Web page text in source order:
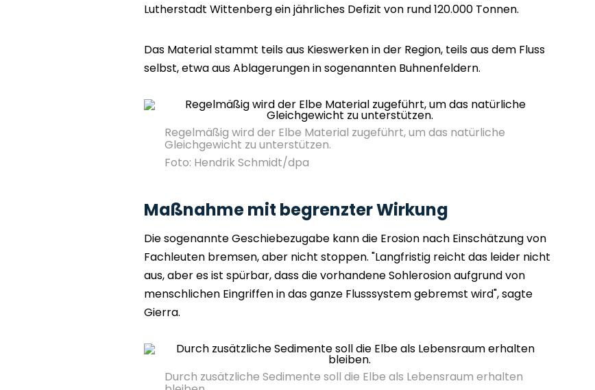
Lutherstadt Wittenberg ein jährliches Defizit von rund 120.000 Tonnen.
Das Material stammt teils aus Kieswerken in der Region, teils aus dem Fluss
selbst, etwa aus Ablagerungen in sogenannten Buhnenfeldern.
Regelmäßig wird der Elbe Material zugeführt, um das natürliche
Gleichgewicht zu unterstützen.
Foto: Hendrik Schmidt/dpa
Maßnahme mit begrenzter Wirkung
Die sogenannte Geschiebezugabe kann die Erosion nach Einschätzung von
Fachleuten bremsen, aber nicht stoppen. "Langfristig reicht das leider nicht
aus, aber es ist spürbar, dass die vorhandene Sohlerosion aufgrund von
menschlichen Eingriffen in das ganze Flusssystem gebremst wird", sagte
Gierra.
Durch zusätzliche Sedimente soll die Elbe als Lebensraum erhalten